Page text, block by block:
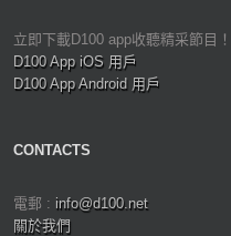
立即下載D100 app收聽精采節目！
D100 App iOS 用戶
D100 App Android 用戶
CONTACTS
電郵 : info@d100.net
關於我們